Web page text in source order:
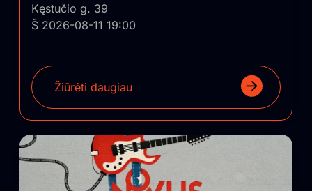
Kęstučio g. 39
Š 2026-08-11 19:00
Žiūrėti daugiau